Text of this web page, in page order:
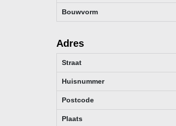
Bouwvorm
Adres
Straat
Huisnummer
Postcode
Plaats